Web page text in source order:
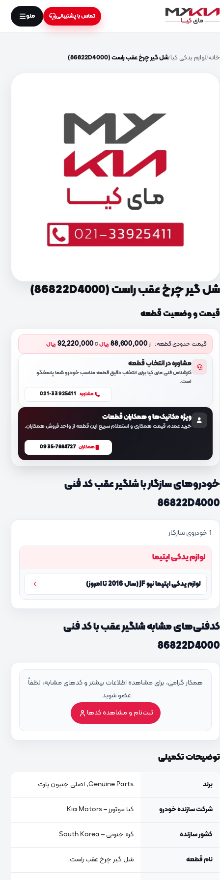
تماس با پشتیبانی منو
خانه لوازم یدکی کیا شل گیر چرخ عقب راست (86822D4000)
شل گیر چرخ عقب راست (86822D4000)
قیمت و وضعیت قطعه
قیمت حدودی قطعه: از88,600,000 ریالتا92,220,000 ریال
مشاوره در انتخاب قطعه
کارشناس فنی مای کیا برای انتخاب دقیق قطعه مناسب خودرو شما پاسخگو
است.
مشاوره 021-33925411
ویژه مکانیک‌ها و همکاران قطعات
خرید عمده، قیمت همکاری و استعلام سریع این قطعه از واحد فروش همکاران.
همکاران 0935-7884727
خودروهای سازگار با شلگیر عقب کد فنی
86822D4000
1 خودروی سازگار
لوازم یدکی اپتیما
لوازم یدکی اپتیما نیو JF (سال 2016 تا امروز)
کدفنی‌های مشابه شلگیر عقب با کد فنی
86822D4000
همکار گرامی، برای مشاهده اطلاعات بیشتر و کدهای مشابه، لطفاً
عضو شوید.
ثبت‌نام و مشاهده کدها
توضیحات تکمیلی
برند Genuine Parts, اصلی جنیون پارت
شرکت سازنده خودرو کیا موتورز – Kia Motors
کشور سازنده کره جنوبی – South Korea
نام قطعه شل گیر چرخ عقب راست